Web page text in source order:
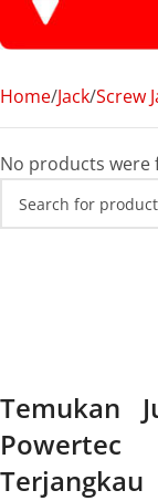
Home Jack Screw
No products were
Temukan
Terjangkau